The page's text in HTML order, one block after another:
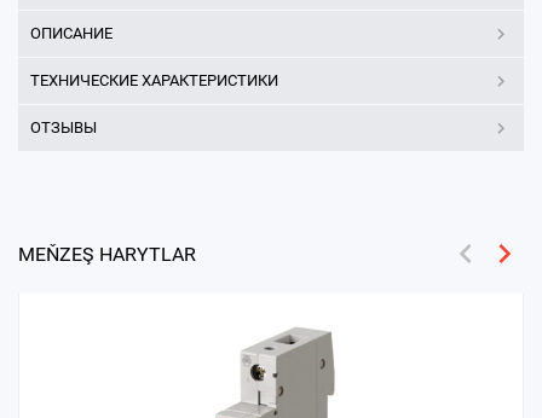
ОПИСАНИЕ
ТЕХНИЧЕСКИЕ ХАРАКТЕРИСТИКИ
ОТЗЫВЫ
MEŇZEŞ HARYTLAR